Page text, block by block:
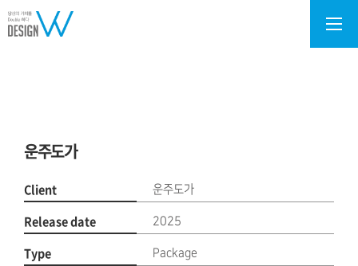
brand
운주도가
Client 운주도가
Release date 2025
Type Package